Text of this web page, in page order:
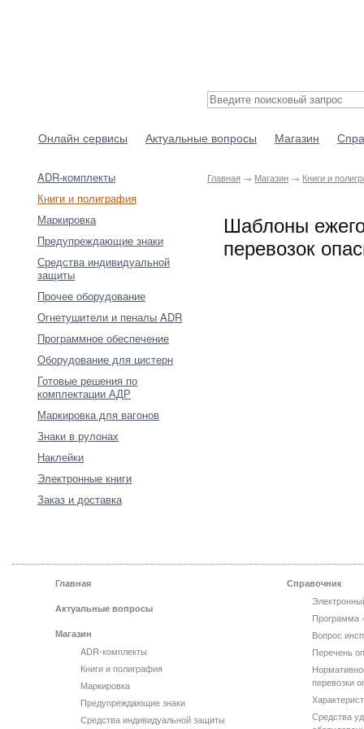
Онлайн сервисы Актуальные вопросы Магазин
ADR-комплекты
Книги и полиграфия
Маркировка
Предупреждающие знаки
Средства индивидуальной
защиты
Прочее оборудование
Огнетушители и пеналы ADR
Программное обеспечение
Оборудование для цистерн
Готовые решения по
комплектации АДР
Маркировка для вагонов
Знаки в рулонах
Наклейки
Электронные книги
Заказ и доставка
Главная → Магазин → Книги и
Шаблоны
перевозок
Главная
Актуальные вопросы
Магазин
ADR-комплекты
Книги и полиграфия
Маркировка
Предупреждающие знаки
Средства индивидуальной защиты
Справочник
Программа
Вопрос
Перечень
перевозки
Средства